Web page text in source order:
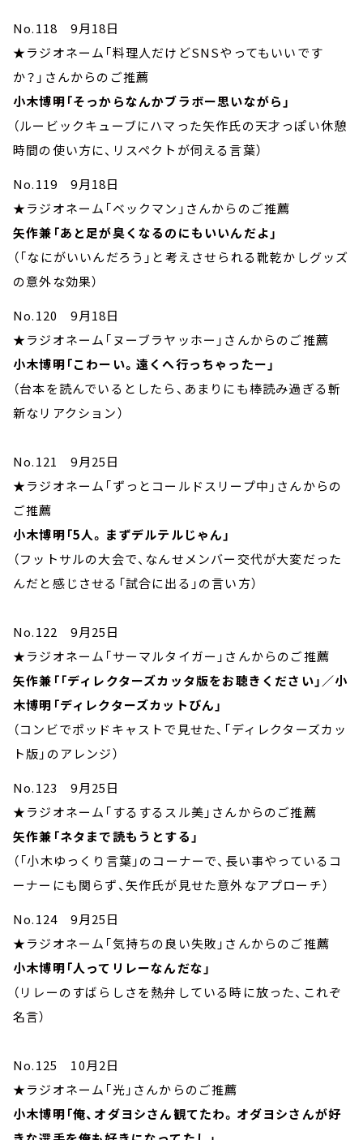
No.118 9月18日
★ラジオネーム「料理人だけどSNSやってもいいです
か？」さんからのご推薦
小木博明「そっからなんかブラボー思いながら」
（ルービックキューブにハマった矢作氏の天才っぽい休憩
時間の使い方に、リスペクトが伺える言葉）
No.119 9月18日
★ラジオネーム「ベックマン」さんからのご推薦
矢作兼「あと足が臭くなるのにもいいんだよ」
（「なにがいいんだろう」と考えさせられる靴乾かしグッズ
の意外な効果）
No.120 9月18日
★ラジオネーム「ヌーブラヤッホー」さんからのご推薦
小木博明「こわーい。遠くへ行っちゃったー」
（台本を読んでいるとしたら、あまりにも棒読み過ぎる斬
新なリアクション）
No.121 9月25日
★ラジオネーム「ずっとコールドスリープ中」さんからの
ご推薦
小木博明「5人。まずデルテルじゃん」
（フットサルの大会で、なんせメンバー交代が大変だった
んだと感じさせる「試合に出る」の言い方）
No.122 9月25日
★ラジオネーム「サーマルタイガー」さんからのご推薦
矢作兼「「ディレクターズカッタ版をお聴きください」／小
木博明「ディレクターズカットびん」
（コンビでポッドキャストで見せた、「ディレクターズカッ
ト版」のアレンジ）
No.123 9月25日
★ラジオネーム「するするスル美」さんからのご推薦
矢作兼「ネタまで読もうとする」
（「小木ゆっくり言葉」のコーナーで、長い事やっているコ
ーナーにも関らず、矢作氏が見せた意外なアプローチ）
No.124 9月25日
★ラジオネーム「気持ちの良い失敗」さんからのご推薦
小木博明「人ってリレーなんだな」
（リレーのすばらしさを熱弁している時に放った、これぞ
名言）
No.125 10月2日
★ラジオネーム「光」さんからのご推薦
小木博明「俺、オダヨシさん観てたわ。オダヨシさんが好